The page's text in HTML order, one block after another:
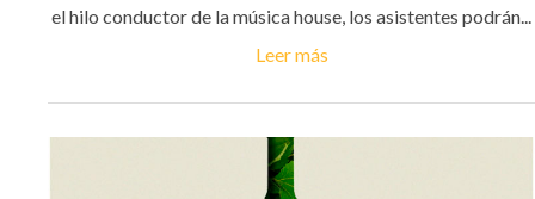
el hilo conductor de la música house, los asistentes podrán...
Leer más